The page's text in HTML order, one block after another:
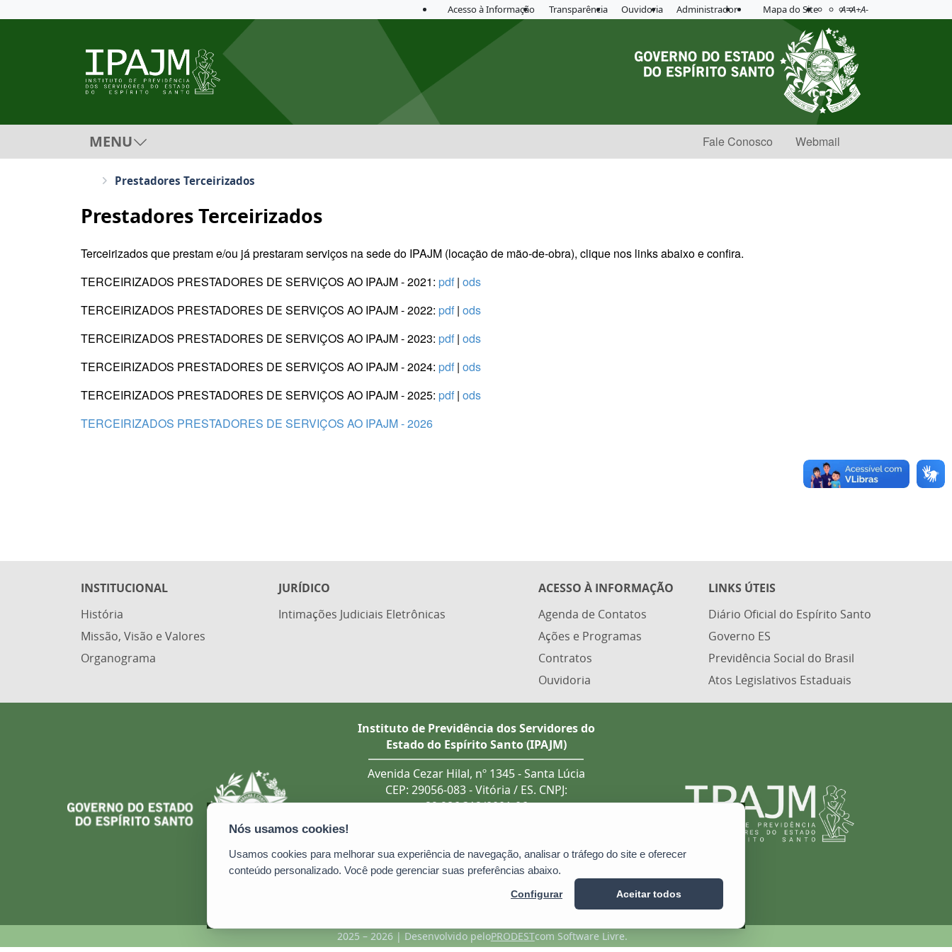
Acesso à Informação Transparência Ouvidoria Administrador Mapa do Site Acessibilidade
Aplicar contraste
A=A+A-
MENU Fale Conosco Webmail
Prestadores Terceirizados
Prestadores Terceirizados
Terceirizados que prestam e/ou já prestaram serviços na sede do IPAJM (locação de mão-de-obra), clique nos links abaixo e confira.
TERCEIRIZADOS PRESTADORES DE SERVIÇOS AO IPAJM - 2021: pdf | ods
TERCEIRIZADOS PRESTADORES DE SERVIÇOS AO IPAJM - 2022: pdf | ods
TERCEIRIZADOS PRESTADORES DE SERVIÇOS AO IPAJM - 2023: pdf | ods
TERCEIRIZADOS PRESTADORES DE SERVIÇOS AO IPAJM - 2024: pdf | ods
TERCEIRIZADOS PRESTADORES DE SERVIÇOS AO IPAJM - 2025: pdf | ods
TERCEIRIZADOS PRESTADORES DE SERVIÇOS AO IPAJM - 2026
INSTITUCIONAL
História
Missão, Visão e Valores
Organograma
JURÍDICO
Intimações Judiciais Eletrônicas
ACESSO À INFORMAÇÃO
Agenda de Contatos
Ações e Programas
Contratos
Ouvidoria
LINKS ÚTEIS
Diário Oficial do Espírito Santo
Governo ES
Previdência Social do Brasil
Atos Legislativos Estaduais
Instituto de Previdência dos Servidores do
Estado do Espírito Santo (IPAJM)
Avenida Cezar Hilal, nº 1345 - Santa Lúcia
CEP: 29056-083 - Vitória / ES. CNPJ:
29.986.312/0001-06
Atendimento presencial deve ser
previamente agendado.
ipajm@ipajm.es.gov.br
2025 – 2026 | Desenvolvido peloPRODESTcom Software Livre.
Usamos cookies para melhorar sua experiência de navegação, analisar o tráfego do site e oferecer
conteúdo personalizado. Você pode gerenciar suas preferências abaixo.
Configurar Aceitar todos